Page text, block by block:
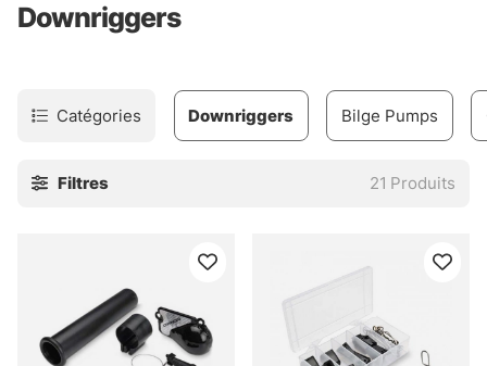
Downriggers
Catégories Bilge Pumps
Downriggers
Filtres 21 Produits